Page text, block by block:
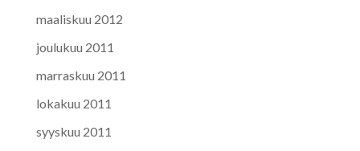
maaliskuu 2012
joulukuu 2011
marraskuu 2011
lokakuu 2011
syyskuu 2011